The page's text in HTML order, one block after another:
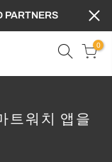
PARTNERS
0
트워치 앱을